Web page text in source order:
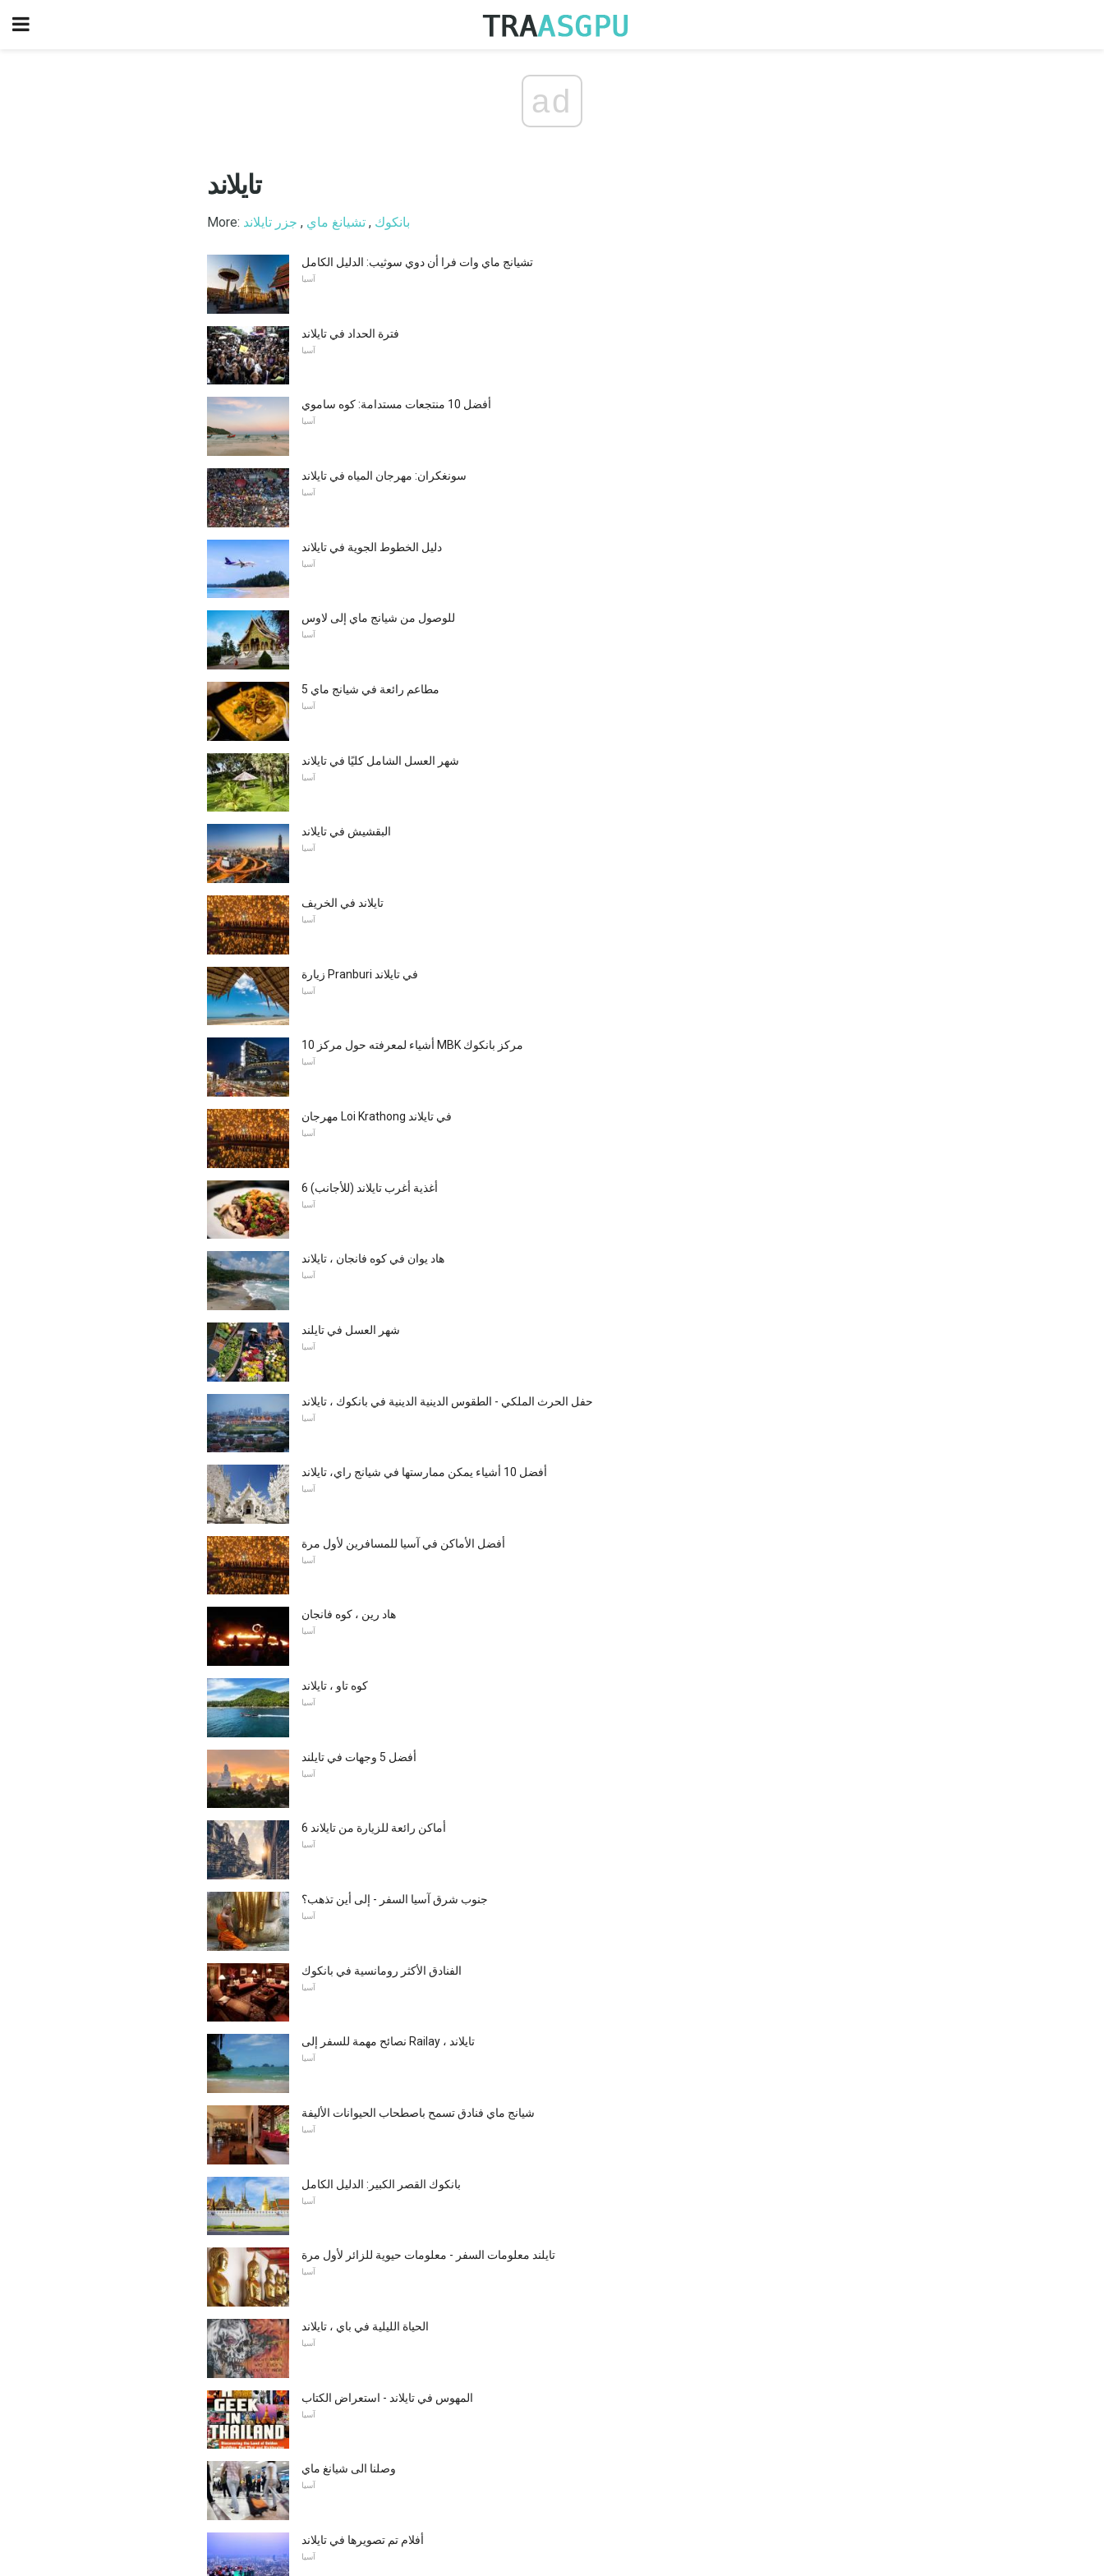
ad
تايلاند
More: بانكوك , تشيانغ ماي , جزر تايلاند
تشيانج ماي وات فرا أن دوي سوثيب: الدليل الكامل
آسيا
فترة الحداد في تايلاند
آسيا
أفضل 10 منتجعات مستدامة: كوه ساموي
آسيا
سونغكران: مهرجان المياه في تايلاند
آسيا
دليل الخطوط الجوية في تايلاند
آسيا
للوصول من شيانج ماي إلى لاوس
آسيا
5 مطاعم رائعة في شيانج ماي
آسيا
شهر العسل الشامل كليًا في تايلاند
آسيا
البقشيش في تايلاند
آسيا
تايلاند في الخريف
آسيا
زيارة Pranburi في تايلاند
آسيا
10 أشياء لمعرفته حول مركز MBK مركز بانكوك
آسيا
مهرجان Loi Krathong في تايلاند
آسيا
6 أغذية أغرب تايلاند (للأجانب)
آسيا
هاد يوان في كوه فانجان ، تايلاند
آسيا
شهر العسل في تايلند
آسيا
حفل الحرث الملكي - الطقوس الدينية الدينية في بانكوك ، تايلاند
آسيا
أفضل 10 أشياء يمكن ممارستها في شيانج راي، تايلاند
آسيا
أفضل الأماكن في آسيا للمسافرين لأول مرة
آسيا
هاد رين ، كوه فانجان
آسيا
كوه تاو ، تايلاند
آسيا
أفضل 5 وجهات في تايلند
آسيا
6 أماكن رائعة للزيارة من تايلاند
آسيا
جنوب شرق آسيا السفر - إلى أين تذهب؟
آسيا
الفنادق الأكثر رومانسية في بانكوك
آسيا
نصائح مهمة للسفر إلى Railay ، تايلاند
آسيا
شيانج ماي فنادق تسمح باصطحاب الحيوانات الأليفة
آسيا
بانكوك القصر الكبير: الدليل الكامل
آسيا
تايلند معلومات السفر - معلومات حيوية للزائر لأول مرة
آسيا
الحياة الليلية في باي ، تايلاند
آسيا
المهوس في تايلاند - استعراض الكتاب
آسيا
وصلنا الى شيانغ ماي
آسيا
أفلام تم تصويرها في تايلاند
آسيا